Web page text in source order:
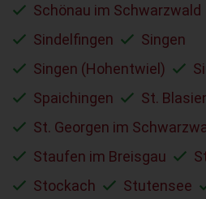
Schönau im Schwarzwald
Sindelfingen
Singen
Singen (Hohentwiel)
Spaichingen
St.
St. Georgen im
Staufen im Breisgau
Stockach
Stutensee